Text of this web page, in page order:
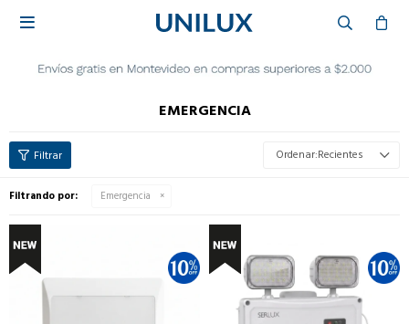

EMERGENCIA
Recientes
Filtrando por: Emergencia